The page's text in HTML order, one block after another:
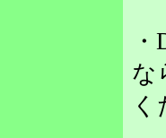
な
く